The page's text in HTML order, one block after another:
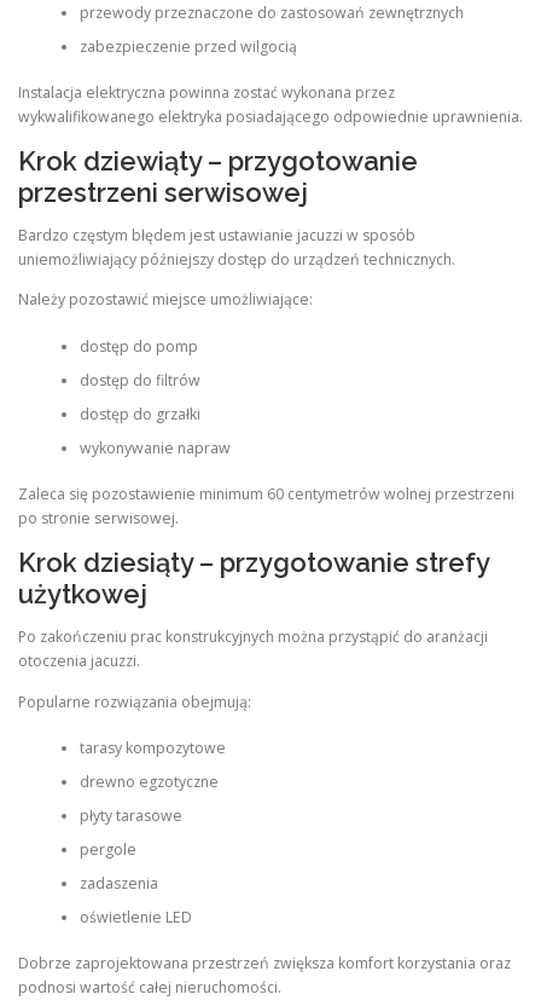
przewody przeznaczone do zastosowań zewnętrznych
zabezpieczenie przed wilgocią
Instalacja elektryczna powinna zostać wykonana przez
wykwalifikowanego elektryka posiadającego odpowiednie uprawnienia.
Krok dziewiąty – przygotowanie
przestrzeni serwisowej
Bardzo częstym błędem jest ustawianie jacuzzi w sposób
uniemożliwiający późniejszy dostęp do urządzeń technicznych.
Należy pozostawić miejsce umożliwiające:
dostęp do pomp
dostęp do filtrów
dostęp do grzałki
wykonywanie napraw
Zaleca się pozostawienie minimum 60 centymetrów wolnej przestrzeni
po stronie serwisowej.
Krok dziesiąty – przygotowanie strefy
użytkowej
Po zakończeniu prac konstrukcyjnych można przystąpić do aranżacji
otoczenia jacuzzi.
Popularne rozwiązania obejmują:
tarasy kompozytowe
drewno egzotyczne
płyty tarasowe
pergole
zadaszenia
oświetlenie LED
Dobrze zaprojektowana przestrzeń zwiększa komfort korzystania oraz
podnosi wartość całej nieruchomości.